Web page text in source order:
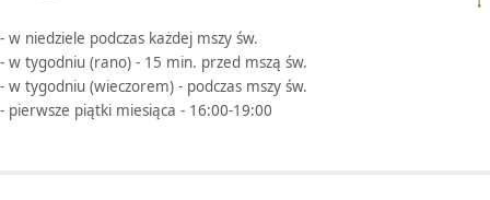
- w niedziele podczas każdej mszy św.
- w tygodniu (rano) - 15 min. przed mszą św.
- w tygodniu (wieczorem) - podczas mszy św.
- pierwsze piątki miesiąca - 16:00-19:00